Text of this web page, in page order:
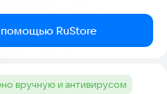
помощью RuStore
вручную и антивирусом